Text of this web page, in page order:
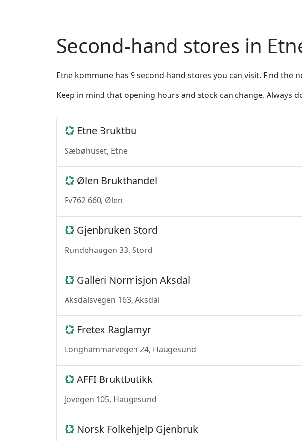
Second-hand stores in
Etne kommune has 9 second-hand stores you can visit. Find
Keep in mind that opening hours and stock can change. Always
Etne Bruktbu
Sæbøhuset, Etne
Ølen Brukthandel
Fv762 660, Ølen
Gjenbruken Stord
Rundehaugen 33, Stord
Galleri Normisjon Aksdal
Aksdalsvegen 163, Aksdal
Fretex Raglamyr
Longhammarvegen 24, Haugesund
AFFI Bruktbutikk
Jovegen 105, Haugesund
Norsk Folkehjelp Gjenbruk